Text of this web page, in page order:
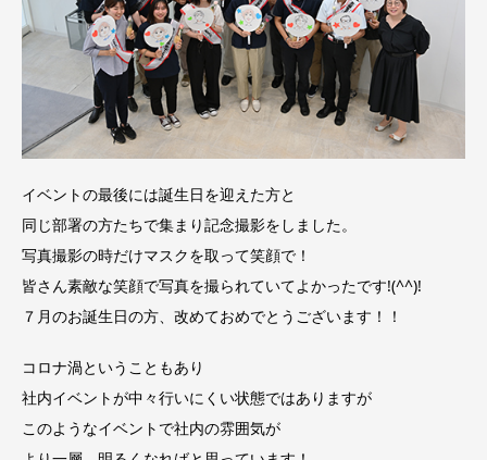
イベントの最後には誕生日を迎えた方と
同じ部署の方たちで集まり記念撮影をしました。
写真撮影の時だけマスクを取って笑顔で！
皆さん素敵な笑顔で写真を撮られていてよかったです!(^^)!
７月のお誕生日の方、改めておめでとうございます！！
コロナ渦ということもあり
社内イベントが中々行いにくい状態ではありますが
このようなイベントで社内の雰囲気が